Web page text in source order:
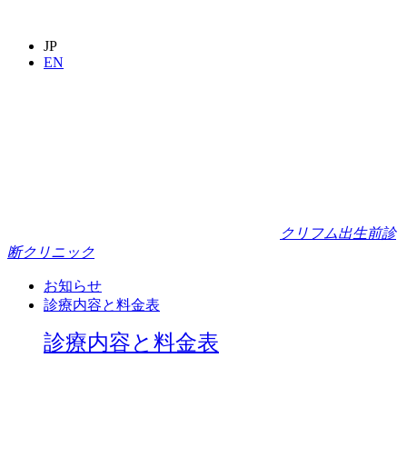
JP
EN
クリフム出生前診
断クリニック
お知らせ
診療内容と料金表
診療内容と料金表